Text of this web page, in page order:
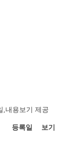
,내용보기 제공
등록일 보기